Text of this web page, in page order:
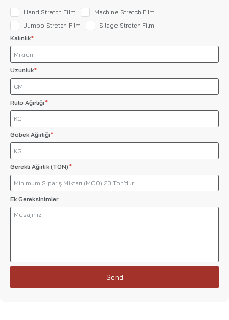
Hand Stretch Film
Machine Stretch Film
Jumbo Stretch Film
Silage Stretch Film
Kalınlık
Uzunluk
Rulo Ağırlığı
Göbek Ağırlığı
Gerekli Ağırlık (TON)
Ek Gereksinimler
Send